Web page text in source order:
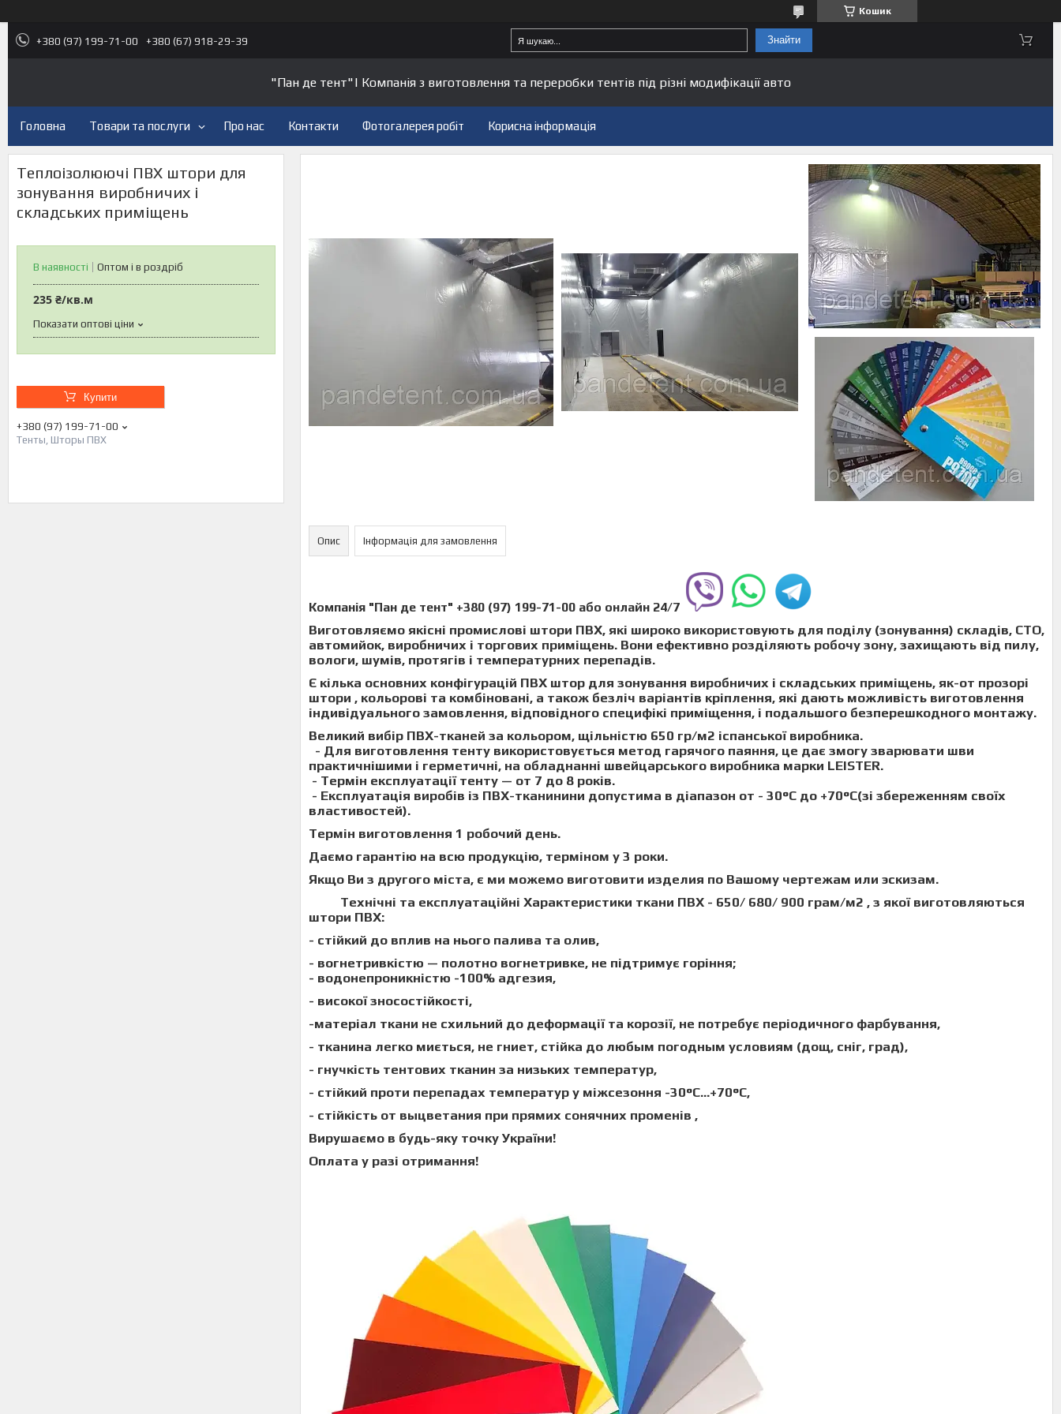
Кошик
+380 (97) 199-71-00 +380 (67) 918-29-39 Знайти
"Пан де тент"| Компанія з виготовлення та переробки тентів під різні модифікації авто
Головна Товари та послуги Про нас Контакти Фотогалерея робіт Корисна інформація
Теплоізолюючі ПВХ штори для
зонування виробничих і
складських приміщень
В наявності Оптом і в роздріб
235 ₴/кв.м
Показати оптові ціни
Купити
+380 (97) 199-71-00
Тенты, Шторы ПВХ
Опис Інформація для замовлення
Компанія "Пан де тент" +380 (97) 199-71-00 або онлайн 24/7
Виготовляємо якісні промислові штори ПВХ, які широко використовують для поділу (зонування) складів, СТО,
автомийок, виробничих і торгових приміщень. Вони ефективно розділяють робочу зону, захищають від пилу,
вологи, шумів, протягів і температурних перепадів.
Є кілька основних конфігурацій ПВХ штор для зонування виробничих і складських приміщень, як-от прозорі
штори , кольорові та комбіновані, а також безліч варіантів кріплення, які дають можливість виготовлення
індивідуального замовлення, відповідного специфікі приміщення, і подальшого безперешкодного монтажу.
Великий вибір ПВХ-тканей за кольором, щільністю 650 гр/м2 іспанськоївиробника.
- Для виготовлення тенту використовується метод гарячого паяння, це дає змогу зварювати шви
практичнішими і герметичні, на обладнанні швейцарського виробника марки LEISTER.
- Термін експлуатації тенту — от 7 до 8 років.
- Експлуатація виробів із ПВХ-тканинини допустима в діапазон от - 30°C до +70°C(зі збереженням своїх
властивостей).
Термін виготовлення 1 робочий день.
Даємо гарантію на всю продукцію, терміном у 3 роки.
Якщо Ви з другого міста, є ми можемо виготовити изделия по Вашому чертежам или эскизам.
Технічні та експлуатаційні Характеристики ткани ПВХ - 650/ 680/ 900 грам/м2 , з якої виготовляються
штори ПВХ:
- стійкий до вплив на нього палива та олив,
- вогнетривкістю — полотно вогнетривке, не підтримує горіння;
- водонепроникністю -100% адгезия,
- високої зносостійкості,
-матеріал ткани не схильний до деформації та корозії, не потребує періодичного фарбування,
- тканина легко миється, не гниет, стійка до любым погодным условиям (дощ, сніг, град),
- гнучкість тентових тканин за низьких температур,
- стійкий проти перепадах температур у міжсезоння -30°C...+70°C,
- стійкість от выцветания при прямих сонячних променів ,
Вирушаємо в будь-яку точку України!
Оплата у разі отримання!